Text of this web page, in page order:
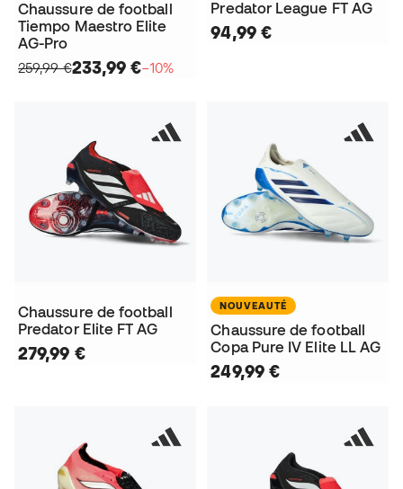
Chaussure de football
Tiempo Maestro Elite
AG-Pro
259,99 €233,99 €−10%
Predator League FT AG
94,99 €
Chaussure de football
Predator Elite FT AG
279,99 €
NOUVEAUTÉ
Chaussure de football
Copa Pure IV Elite LL AG
249,99 €